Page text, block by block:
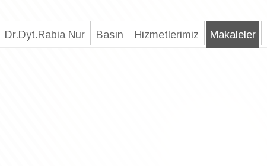
Dr.Dyt.Rabia Nur Basın Hizmetlerimiz Makaleler